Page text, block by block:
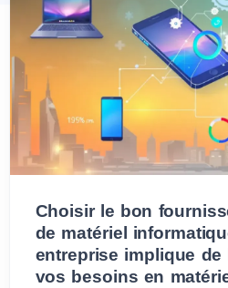
Choisir le bon
de matériel
entreprise implique
vos besoins en